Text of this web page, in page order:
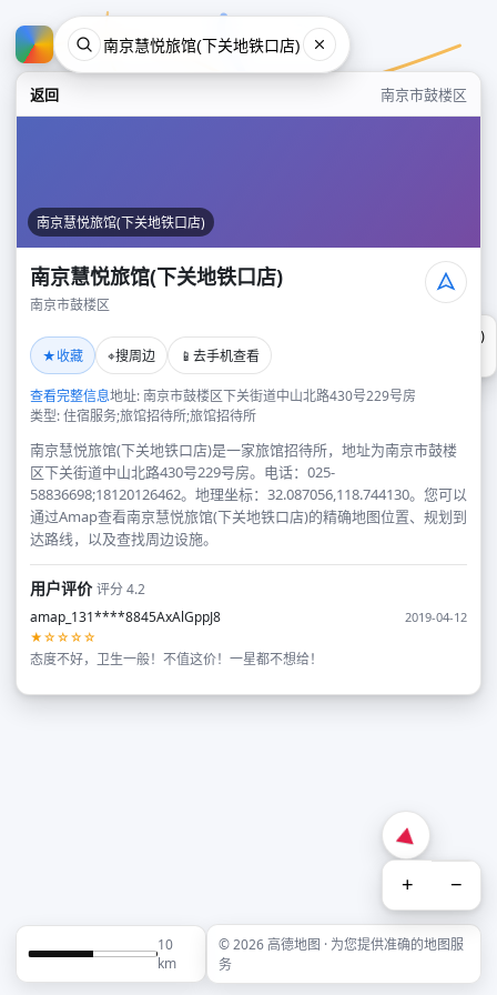
返回 南京市鼓楼区
南京慧悦旅馆(下关地铁口店)
南京慧悦旅馆(下关地铁口店)
南京市鼓楼区
★收藏 ⌖搜周边 📱 去手机查看
查看完整信息地址: 南京市鼓楼区下关街道中山北路430号229号房
类型: 住宿服务;旅馆招待所;旅馆招待所
南京慧悦旅馆(下关地铁口店)是一家旅馆招待所，地址为南京市鼓楼
区下关街道中山北路430号229号房。电话：025-
58836698;18120126462。地理坐标：32.087056,118.744130。您可以
通过Amap查看南京慧悦旅馆(下关地铁口店)的精确地图位置、规划到
达路线，以及查找周边设施。
用户评价评分 4.2
amap_131****8845AxAlGppJ8
2019-04-12
★☆☆☆☆
态度不好，卫生一般！不值这价！一星都不想给！
南京慧悦旅馆(下关地铁口店)
+ −
10
km
© 2026 高德地图 · 为您提供准确的地图服
务